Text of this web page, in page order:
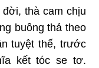
thà cam chịu
buông thả theo
tuyệt thế, trước
kết tóc se tơ.